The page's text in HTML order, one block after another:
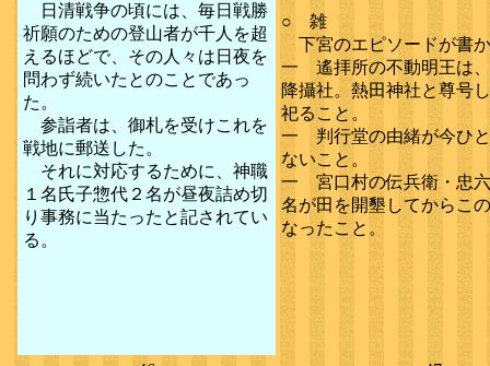
日清戦争の頃には、毎日戦勝
祈願のための登山者が千人を超
えるほどで、その人々は日夜を
問わず続いたとのことであっ
た。
参詣者は、御札を受けこれを
戦地に郵送した。
それに対応するために、神職
１名氏子惣代２名が昼夜詰め切
り事務に当たったと記されてい
る。
○ 雑
下宮のエピソードが書
一 遙拝所の不動明王は
降攝社。熱田神社と尊号
祀ること。
一 判行堂の由緒が今ひ
ないこと。
一 宮口村の伝兵衛・忠
名が田を開墾してからこ
なったこと。